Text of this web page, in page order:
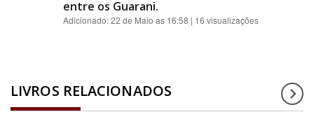
entre os Guarani.
Adicionado:22 de Maio as 16:58 | 16 visualizações
LIVROS RELACIONADOS